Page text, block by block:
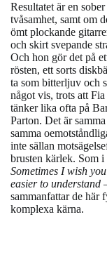
Resultatet är en
tvåsamhet, samt om
ömt plockande
och skirt svepande
Och hon gör det på
rösten, ett sorts
ta som bitterljuv och
något vis, trots att
tänker lika ofta på
Parton. Det är
samma
inte sällan
brusten kärlek. Som
Sometimes I wish
easier to understand
sammanfattar de här
komplexa kärna.